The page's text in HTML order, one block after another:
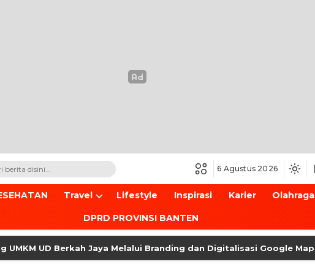
6 Agustus 2026
Travel Lifestyle Inspirasi Karier Olahraga
DPRD PROVINSI BANTEN
UD Berkah Jaya Melalui Branding dan Digitalisasi Google Maps